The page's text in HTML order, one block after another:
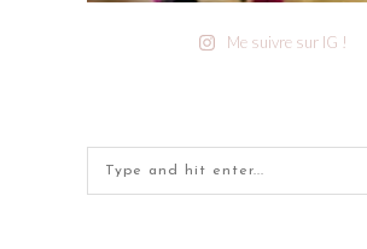
Me suivre sur IG !